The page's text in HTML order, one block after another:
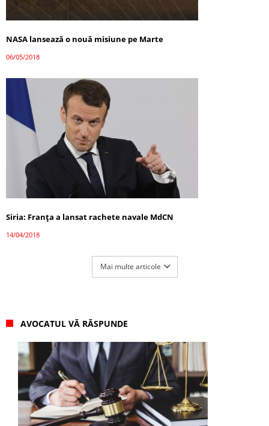
NASA lansează o nouă misiune pe Marte
06/05/2018
Siria: Franța a lansat rachete navale MdCN
14/04/2018
Mai multe articole
AVOCATUL VĂ RĂSPUNDE